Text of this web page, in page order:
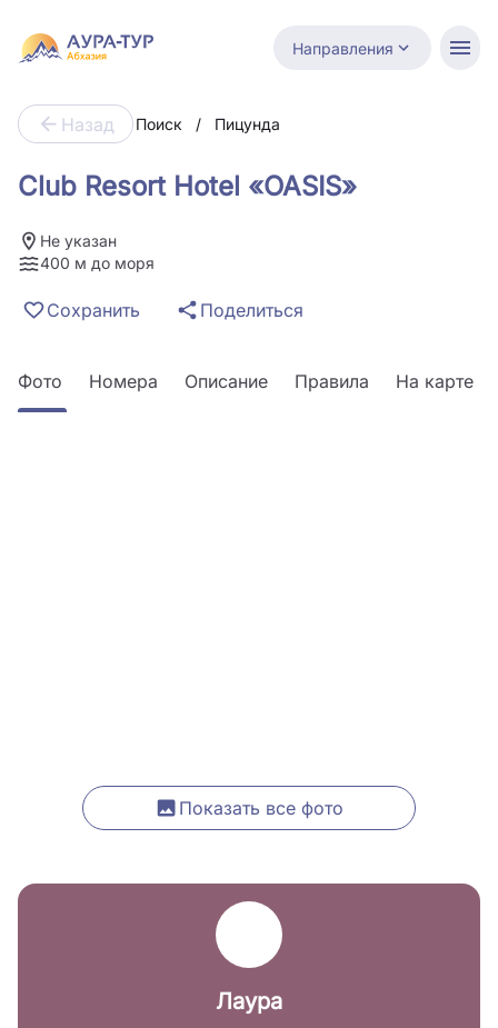
Направления
Назад Поиск / Пицунда
Club Resort Hotel «OASIS»
Не указан
400 м до моря
Сохранить Поделиться
Фото Номера Описание Правила На карте
Показать все фото
Лаура